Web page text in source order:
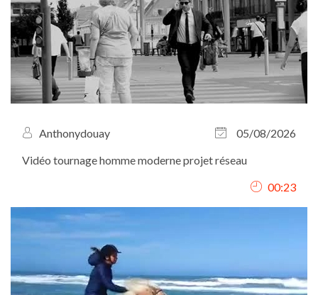
Anthonydouay
05/08/2026
Vidéo tournage homme moderne projet réseau
00:23